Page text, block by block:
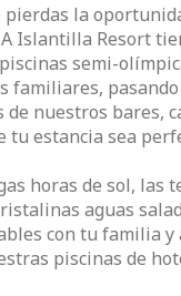
pierdas la
Islantilla Resort
semi-
familiares,
de nuestros bares,
tu estancia sea
horas de sol, las
aguas
con tu familia y
piscinas de